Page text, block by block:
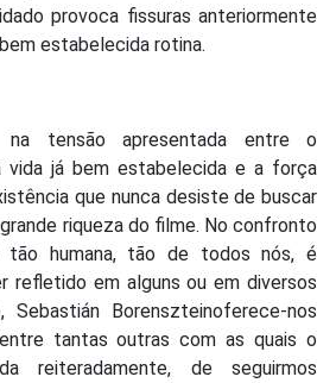
provoca fissuras anteriormente
estabelecida rotina.
na tensão apresentada entre o
vida já bem estabelecida e a força
que nunca desiste de buscar
riqueza do filme. No confronto
tão humana, tão de todos nós, é
refletido em alguns ou em diversos
Sebastián Borenszteinoferece-nos
tantas outras com as quais o
reiteradamente, de seguirmos